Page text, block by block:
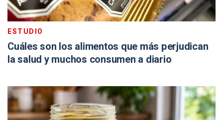
ESTUDIO
Cuáles son los alimentos que más perjudican
la salud y muchos consumen a diario